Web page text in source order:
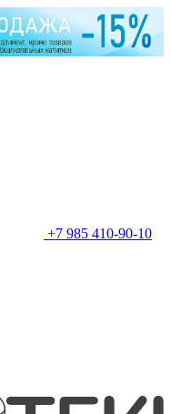
+7 985 410-90-10